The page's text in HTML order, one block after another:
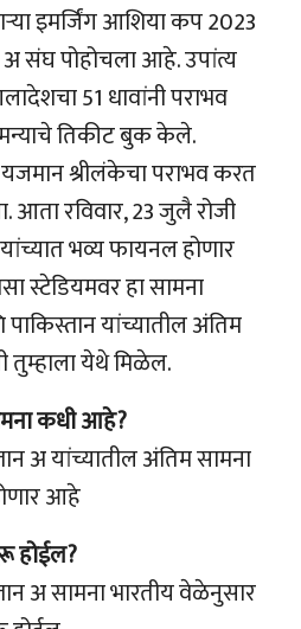
इमर्जिंग आशिया कप 2023
संघ पोहोचला आहे. उपांत्य
51 धावांनी पराभव
तिकीट बुक केले.
श्रीलंकेचा पराभव करत
आता रविवार, 23 जुलै रोजी
भव्य फायनल होणार
स्टेडियमवर हा सामना
यांच्यातील अंतिम
तुम्हाला येथे मिळेल.
कधी आहे?
अ यांच्यातील अंतिम सामना
आहे
होईल?
अ सामना भारतीय वेळेनुसार